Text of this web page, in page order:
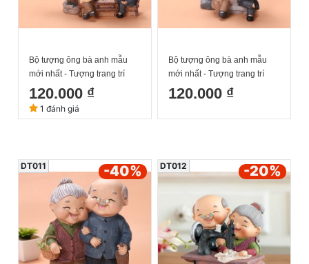
Bộ tượng ông bà anh mẫu
mới nhất - Tượng trang trí
nhà cửa ông bà đèn đánh cờ
16x11cm
120.000 ₫
1 đánh giá
Bộ tượng ông bà anh mẫu
mới nhất - Tượng trang trí
nhà cửa ông bà đèn đánh ôm
mèo 16x11cm
120.000 ₫
DT011 -40% DT012 -20%